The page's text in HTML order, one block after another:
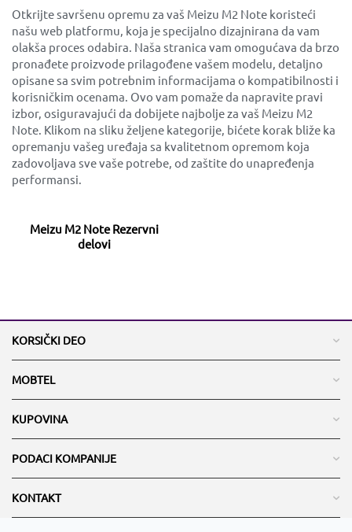
Otkrijte savršenu opremu za vaš Meizu M2 Note koristeći
našu web platformu, koja je specijalno dizajnirana da vam
olakša proces odabira. Naša stranica vam omogućava da brzo
pronađete proizvode prilagođene vašem modelu, detaljno
opisane sa svim potrebnim informacijama o kompatibilnosti i
korisničkim ocenama. Ovo vam pomaže da napravite pravi
izbor, osiguravajući da dobijete najbolje za vaš Meizu M2
Note. Klikom na sliku željene kategorije, bićete korak bliže ka
opremanju vašeg uređaja sa kvalitetnom opremom koja
zadovoljava sve vaše potrebe, od zaštite do unapređenja
performansi.
Meizu M2 Note Rezervni
delovi
KORSIČKI DEO
MOBTEL
KUPOVINA
PODACI KOMPANIJE
KONTAKT